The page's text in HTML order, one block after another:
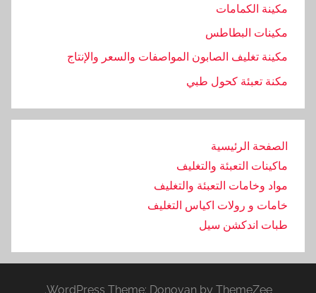
مكينة الكمامات
مكينات البطاطس
مكينة تغليف الصابون المواصفات والسعر والإنتاج
مكنة تعبئة كحول طبي
الصفحة الرئيسية
ماكينات التعبئة والتغليف
مواد وخامات التعبئة والتغليف
خامات و رولات اكياس التغليف
طبات اندكشن سيل
WordPress Theme: Donovan by ThemeZee.